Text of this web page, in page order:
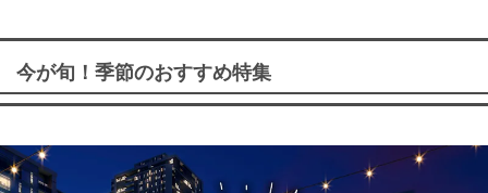
今が旬！季節のおすすめ特集